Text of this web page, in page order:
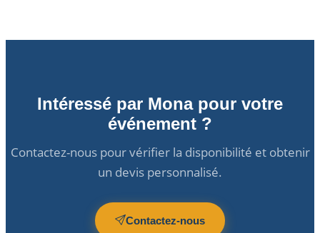
Intéressé par Mona pour votre
événement ?
Contactez-nous pour vérifier la disponibilité et obtenir
un devis personnalisé.
Contactez-nous